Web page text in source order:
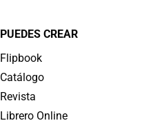
PUEDES CREAR
Flipbook
Catálogo
Revista
Librero Online